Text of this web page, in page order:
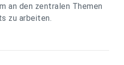
an den zentralen Themen
zu arbeiten.
Spitze zum Austausch